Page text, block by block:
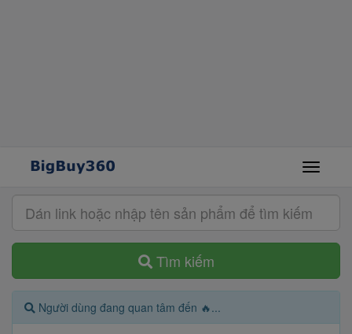
Tìm kiếm
Người dùng đang quan tâm đến 🔥...